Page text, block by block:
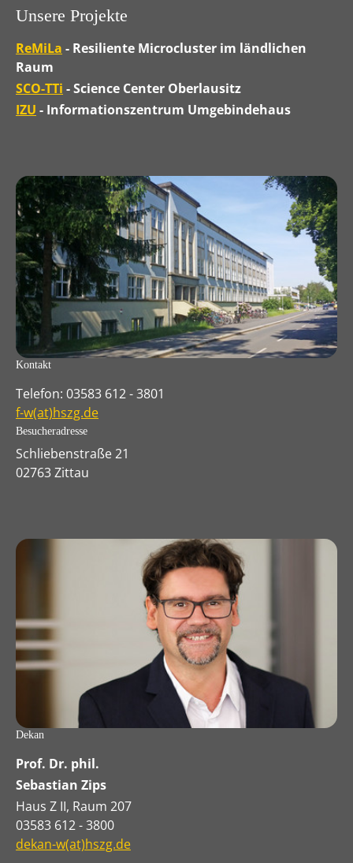
Unsere Projekte
ReMiLa - Resiliente Microcluster im ländlichen
Raum
SCO-TTi - Science Center Oberlausitz
IZU - Informationszentrum Umgebindehaus
Kontakt
Telefon: 03583 612 - 3801
f-w(at)hszg.de
Besucheradresse
Schliebenstraße 21
02763 Zittau
Dekan
Prof. Dr. phil.
Sebastian Zips
Haus Z II, Raum 207
03583 612 - 3800
dekan-w(at)hszg.de